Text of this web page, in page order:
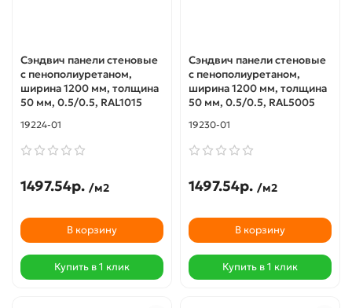
Сэндвич панели стеновые
с пенополиуретаном,
ширина 1200 мм, толщина
50 мм, 0.5/0.5, RAL1015
19224-01
1497.54р. /м2
В корзину
Купить в 1 клик
Сэндвич панели стеновые
с пенополиуретаном,
ширина 1200 мм, толщина
50 мм, 0.5/0.5, RAL5005
19230-01
1497.54р. /м2
В корзину
Купить в 1 клик